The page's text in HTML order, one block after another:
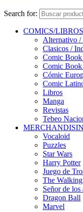
Search for:
COMICS/LIBROS
Alternativo /
Clasicos /
Comic
Comic
Cómic
Comic
Libros
Manga
Revistas
Tebeo
Vocaloid
Puzzles
Star Wars
Harry Potter
Juego de
The
Señor de
Dragon Ball
Marvel